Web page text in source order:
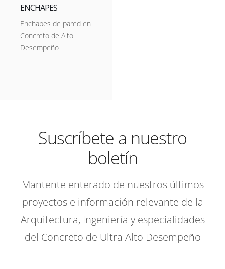
ENCHAPES
Enchapes de pared en
Concreto de Alto
Desempeño
Suscríbete a nuestro
boletín
Mantente enterado de nuestros últimos
proyectos e información relevante de la
Arquitectura, Ingeniería y especialidades
del Concreto de Ultra Alto Desempeño